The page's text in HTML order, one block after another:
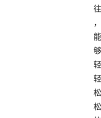
往
，
能
够
轻
轻
松
松